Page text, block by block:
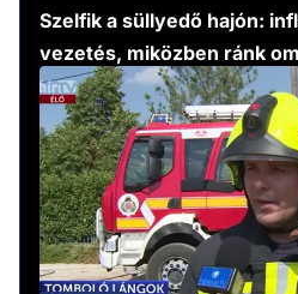
Szelfik a süllyedő hajón:
vezetés, miközben ránk